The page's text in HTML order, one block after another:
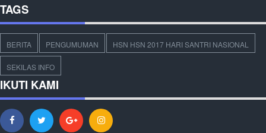
TAGS
BERITA PENGUMUMAN HSN HSN 2017 HARI SANTRI NASIONAL
SEKILAS INFO
IKUTI KAMI